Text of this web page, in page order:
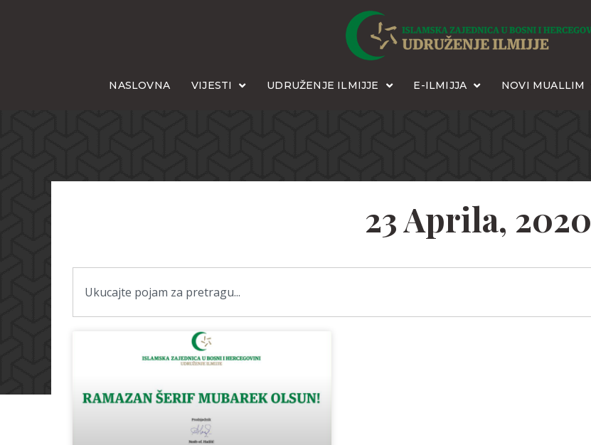
NASLOVNA VIJESTI UDRUŽENJE ILMIJJE E-ILMIJJA NOVI MUALLIM
23 Aprila, 2020